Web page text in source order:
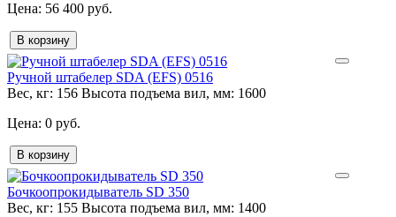
56 400 руб.
В корзину
Ручной штабелер SDA (EFS) 0516
Вес, кг: 156 Высота подъема вил, мм: 1600
0 руб.
В корзину
Бочкоопрокидыватель SD 350
Вес, кг: 155 Высота подъема вил, мм: 1400